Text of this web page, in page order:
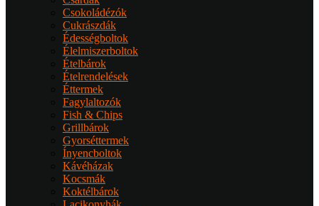
Csokoládézók
Cukrászdák
Édességboltok
Élelmiszerboltok
Ételbárok
Ételrendelések
Éttermek
Fagylaltozók
Fish & Chips
Grillbárok
Gyorséttermek
Ínyencboltok
Kávéházak
Kocsmák
Koktélbárok